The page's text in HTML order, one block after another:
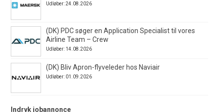
Udløber: 24.08.2026
(DK) PDC søger en Application Specialist til vores
Airline Team – Crew
Udløber: 14.08.2026
(DK) Bliv Apron-flyveleder hos Naviair
Udløber: 01.09.2026
Indryk jobannonce